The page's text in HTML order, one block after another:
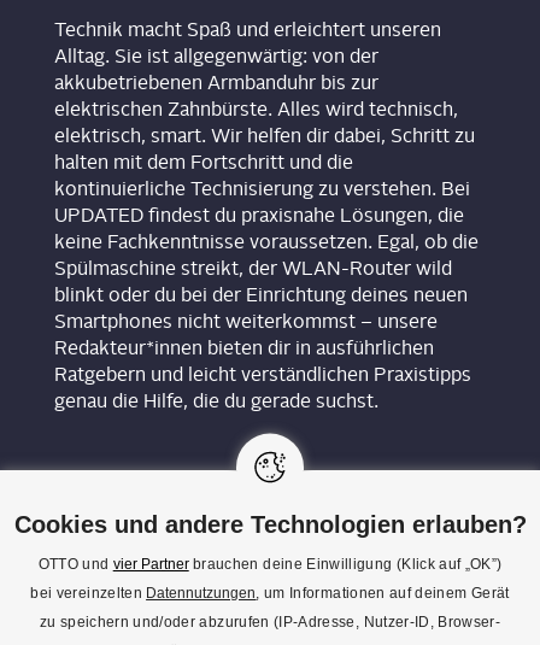
Technik macht Spaß und erleichtert unseren
Alltag. Sie ist allgegenwärtig: von der
akkubetriebenen Armbanduhr bis zur
elektrischen Zahnbürste. Alles wird technisch,
elektrisch, smart. Wir helfen dir dabei, Schritt zu
halten mit dem Fortschritt und die
kontinuierliche Technisierung zu verstehen. Bei
UPDATED findest du praxisnahe Lösungen, die
keine Fachkenntnisse voraussetzen. Egal, ob die
Spülmaschine streikt, der WLAN-Router wild
blinkt oder du bei der Einrichtung deines neuen
Smartphones nicht weiterkommst – unsere
Redakteur*innen bieten dir in ausführlichen
Ratgebern und leicht verständlichen Praxistipps
genau die Hilfe, die du gerade suchst.
KON­TAKT
Cookies und andere Technologien erlauben?
OTTO und vier Partnerbrauchen deine Einwilligung (Klick auf „OK”)
bei vereinzelten Datennutzungen, um Informationen auf deinem Gerät
zu speichern und/oder abzurufen (IP-Adresse, Nutzer-ID, Browser-